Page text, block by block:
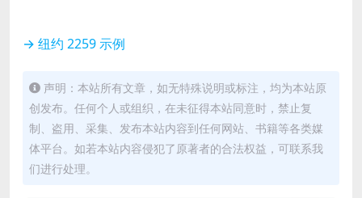
→ 纽约 2259 示例
声明：本站所有文章，如无特殊说明或标注，均为本站原
创发布。任何个人或组织，在未征得本站同意时，禁止复
制、盗用、采集、发布本站内容到任何网站、书籍等各类媒
体平台。如若本站内容侵犯了原著者的合法权益，可联系我
们进行处理。